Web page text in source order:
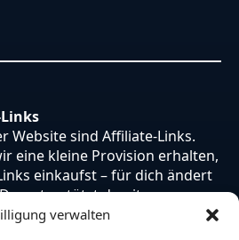
verwalten
Website sind Affiliate-Links.
eine kleine Provision erhalten,
einkaufst – für dich ändert
unterstützt damit unsere